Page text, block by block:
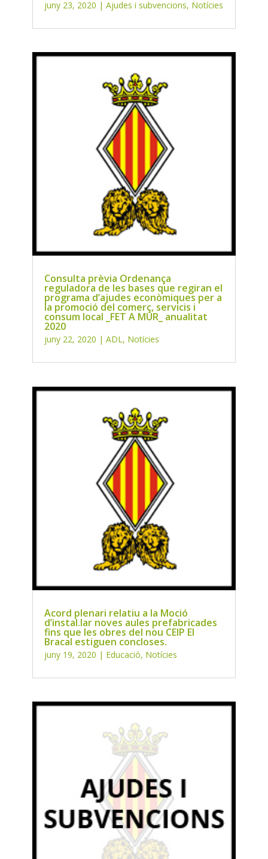
juny 23, 2020 | Ajudes i subvencions, Notícies
Consulta prèvia Ordenança
reguladora de les bases que regiran el
programa d’ajudes econòmiques per a
la promoció del comerç, servicis i
consum local _FET A MUR_ anualitat
2020
juny 22, 2020 | ADL, Notícies
Acord plenari relatiu a la Moció
d’instal.lar noves aules prefabricades
fins que les obres del nou CEIP El
Bracal estiguen concloses.
juny 19, 2020 | Educació, Notícies